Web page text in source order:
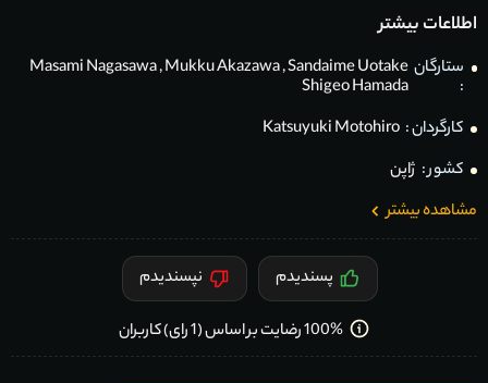
اطلاعات بیشتر
ستارگان
:
Masami Nagasawa,Mukku Akazawa,Sandaime Uotake
Shigeo Hamada
کارگردان : Katsuyuki Motohiro
کشور : ژاپن
مشاهده بیشتر
پسندیدم نپسندیدم
100% رضایت بر اساس (1 رای) کاربران